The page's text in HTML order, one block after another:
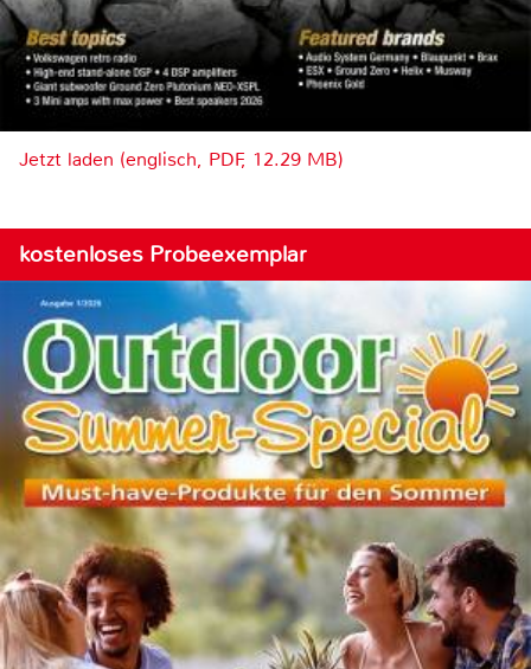
Jetzt laden (englisch, PDF, 12.29 MB)
kostenloses Probeexemplar